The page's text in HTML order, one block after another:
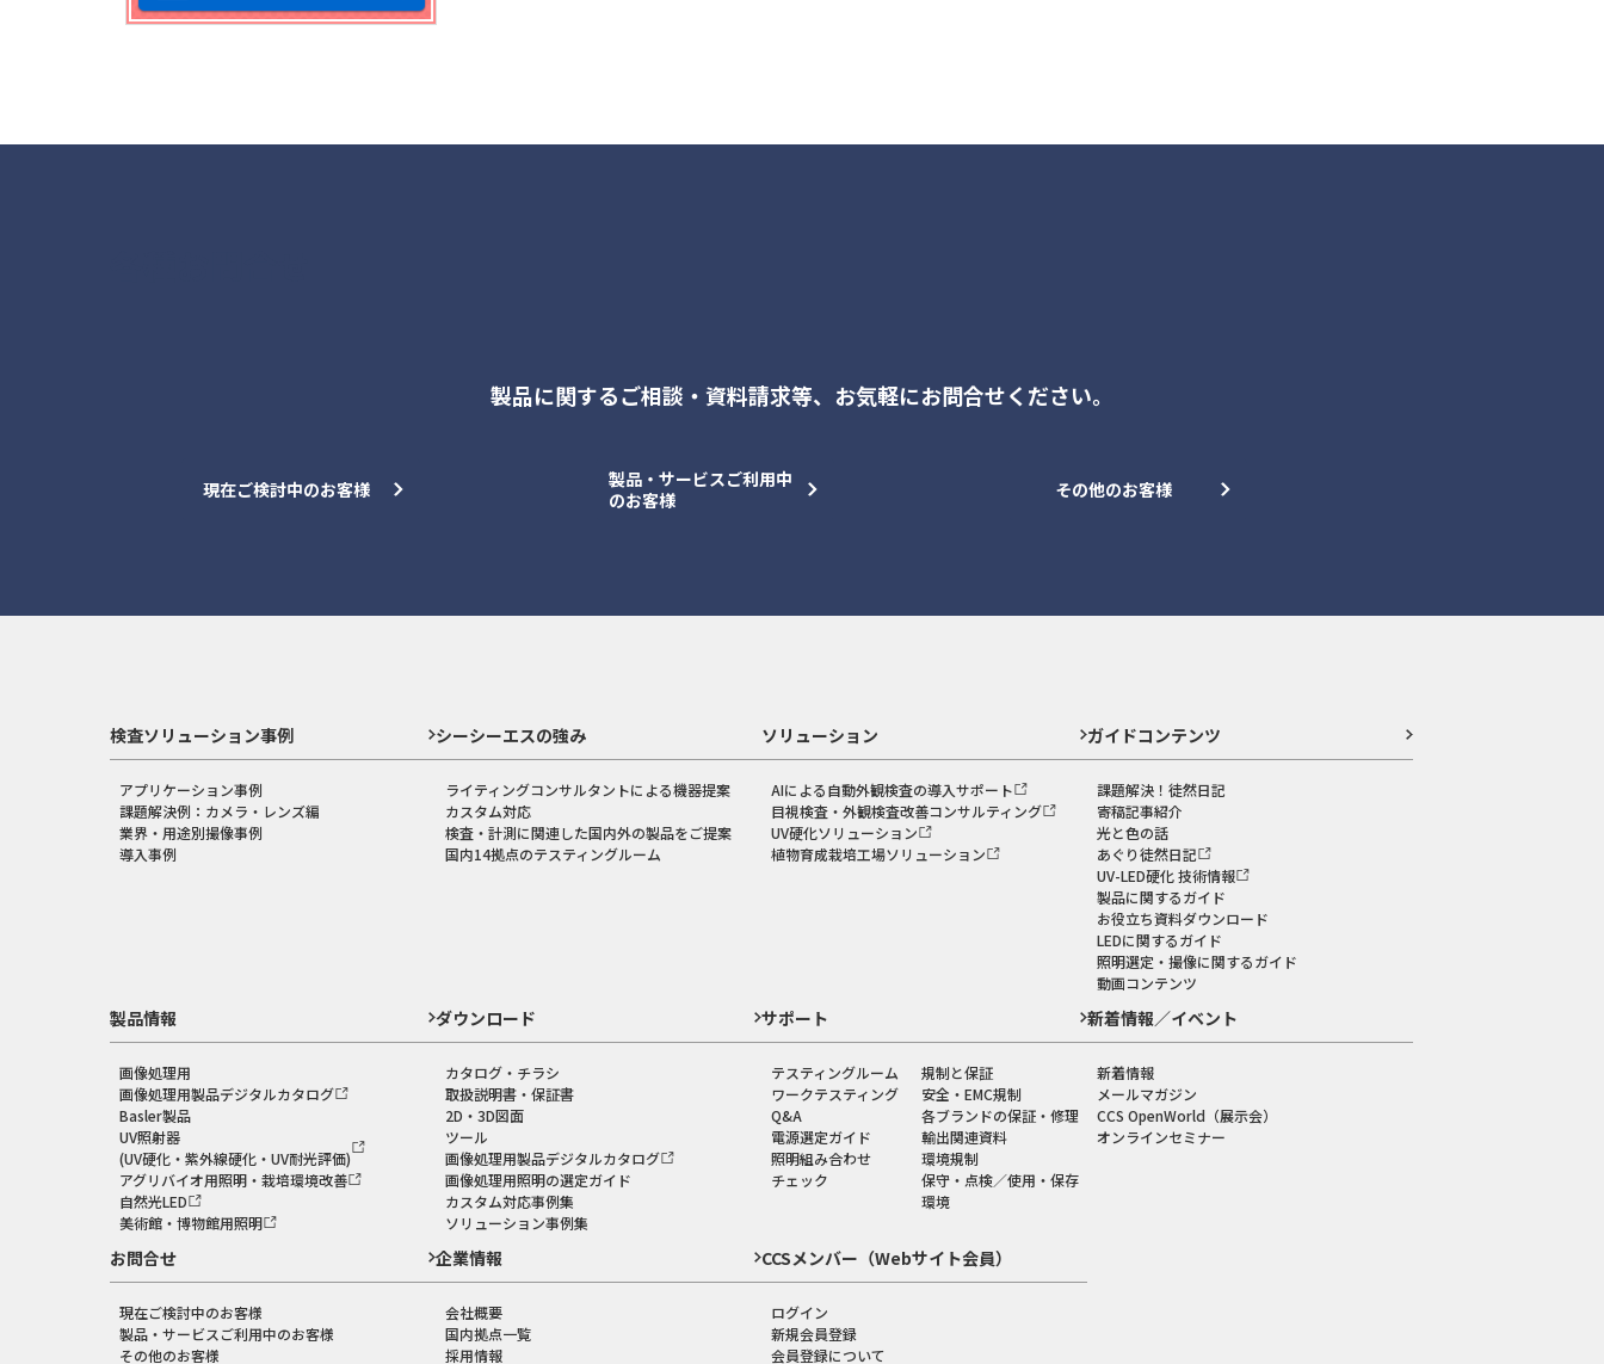
製品に関するご相談・資料請求等、 お気軽にお問合せください。
現在ご検討中のお客様
製品・サービスご利用中
のお客様
その他のお客様
検査ソリューション事例
アプリケーション事例
課題解決例：カメラ・レンズ編
業界・用途別撮像事例
導入事例
シーシーエスの強み
ライティングコンサルタントによる機器提案
カスタム対応
検査・計測に関連した国内外の製品をご提案
国内14拠点のテスティングルーム
ソリューション
AIによる自動外観検査の導入サポート
目視検査・外観検査改善コンサルティング
UV硬化ソリューション
植物育成栽培工場ソリューション
ガイドコンテンツ
課題解決！徒然日記
寄稿記事紹介
光と色の話
あぐり徒然日記
UV-LED硬化 技術情報
製品に関するガイド
お役立ち資料ダウンロード
LEDに関するガイド
照明選定・撮像に関するガイド
動画コンテンツ
製品情報
画像処理用
画像処理用製品デジタルカタログ
Basler製品
UV照射器
(UV硬化・紫外線硬化・UV耐光評価)
アグリバイオ用照明・栽培環境改善
自然光LED
美術館・博物館用照明
ダウンロード
カタログ・チラシ
取扱説明書・保証書
2D・3D図面
ツール
画像処理用製品デジタルカタログ
画像処理用照明の選定ガイド
カスタム対応事例集
ソリューション事例集
サポート
テスティングルーム
ワークテスティング
Q&A
電源選定ガイド
照明組み合わせ
チェック
規制と保証
安全・EMC規制
各ブランドの保証・修理
輸出関連資料
環境規制
保守・点検／使用・保存
環境
新着情報／イベント
新着情報
メールマガジン
CCS OpenWorld（展示会）
オンラインセミナー
お問合せ
現在ご検討中のお客様
製品・サービスご利用中のお客様
その他のお客様
企業情報
会社概要
国内拠点一覧
採用情報
CCSメンバー（Webサイト会員）
ログイン
新規会員登録
会員登録について